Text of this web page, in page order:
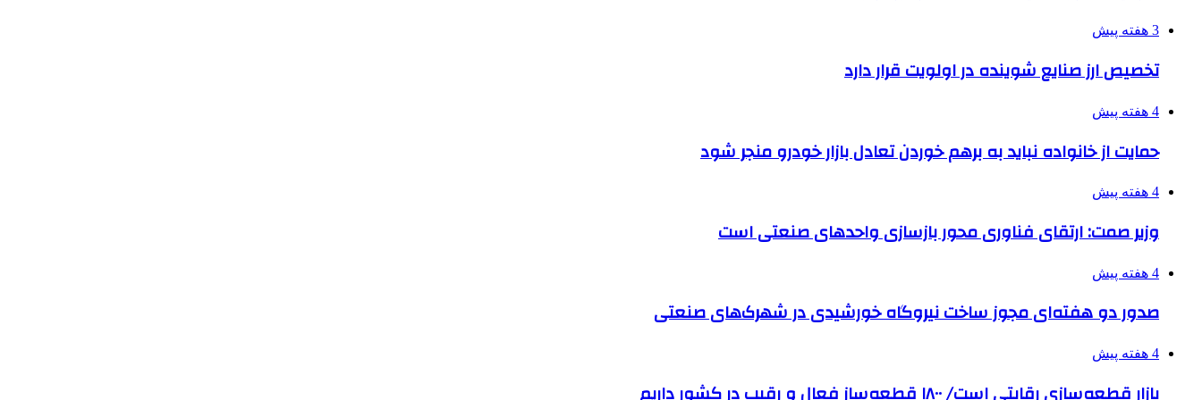
3 هفته پیش
تخصیص ارز صنایع شوینده در اولویت قرار دارد
4 هفته پیش
حمایت از خانواده نباید به برهم خوردن تعادل بازار خودرو منجر شود
4 هفته پیش
وزیر صمت: ارتقای فناوری محور بازسازی واحدهای صنعتی است
4 هفته پیش
صدور دو هفته‌ای مجوز ساخت نیروگاه خورشیدی در شهرک‌های صنعتی
4 هفته پیش
بازار قطعه‌سازی رقابتی است/ ۱۸۰۰ قطعه‌ساز فعال و رقیب در کشور داریم